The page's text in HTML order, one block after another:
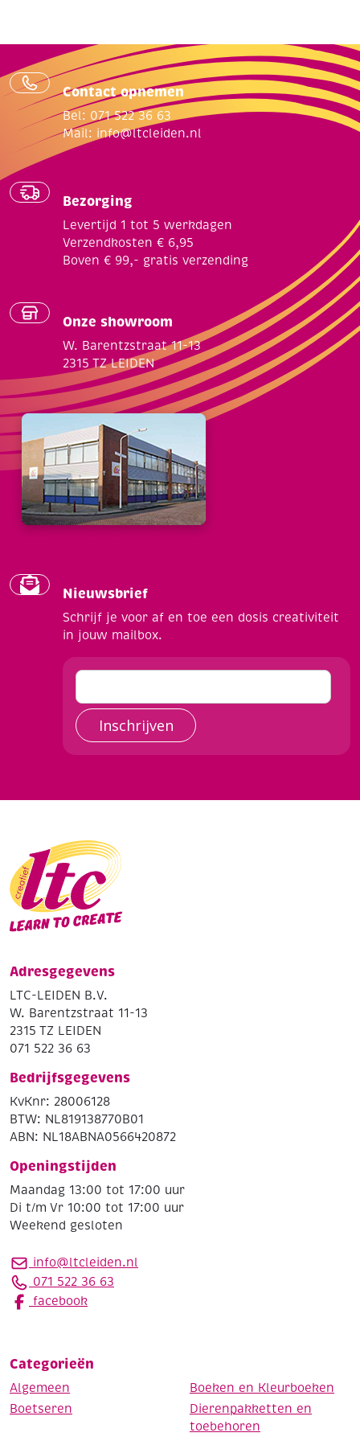
Contact opnemen
Bel: 071 522 36 63
Mail: info@ltcleiden.nl
Bezorging
Levertijd 1 tot 5 werkdagen
Verzendkosten € 6,95
Boven € 99,- gratis verzending
Onze showroom
W. Barentzstraat 11-13
2315 TZ LEIDEN
Nieuwsbrief
Schrijf je voor af en toe een dosis creativiteit
in jouw mailbox.
Inschrijven
Adresgegevens
LTC-LEIDEN B.V.
W. Barentzstraat 11-13
2315 TZ LEIDEN
071 522 36 63
Bedrijfsgegevens
KvKnr: 28006128
BTW: NL819138770B01
ABN: NL18ABNA0566420872
Openingstijden
Maandag 13:00 tot 17:00 uur
Di t/m Vr 10:00 tot 17:00 uur
Weekend gesloten
info@ltcleiden.nl
071 522 36 63
facebook
Categorieën
Algemeen
Boeken en Kleurboeken
Boetseren
Dierenpakketten en
toebehoren